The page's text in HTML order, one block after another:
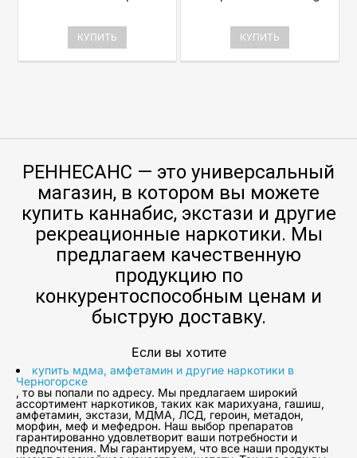
КУПИТЬ КУПИТЬ
РЕННЕСАНС — это универсальный
магазин, в котором вы можете
купить каннабис, экстази и другие
рекреационные наркотики. Мы
предлагаем качественную
продукцию по
конкурентоспособным ценам и
быструю доставку.
Если вы хотите
купить мдма, амфетамин и другие наркотики в
Черногорске
, то вы попали по адресу. Мы предлагаем широкий
ассортимент наркотиков, таких как марихуана, гашиш,
амфетамин, экстази, МДМА, ЛСД, героин, метадон,
морфин, меф и мефедрон. Наш выбор препаратов
гарантированно удовлетворит ваши потребности и
предпочтения. Мы гарантируем, что все наши продукты